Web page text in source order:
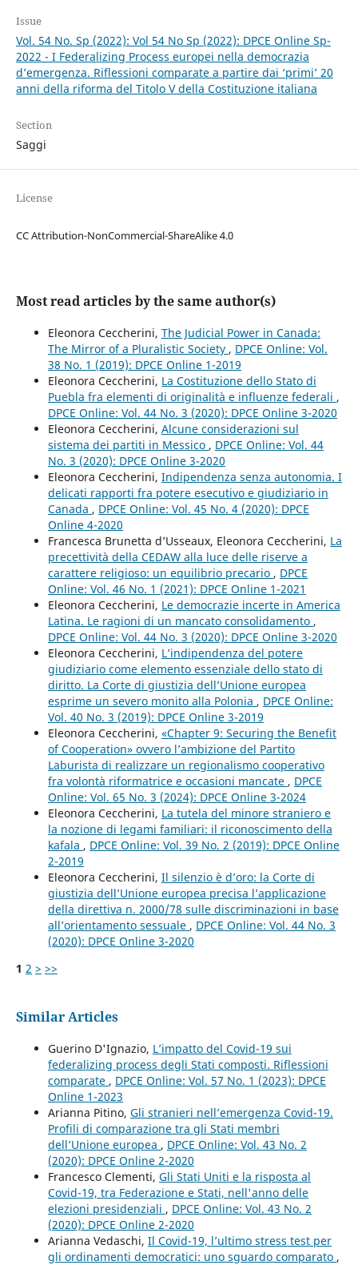
Issue
Vol. 54 No. Sp (2022): Vol 54 No Sp (2022): DPCE Online Sp-
2022 - I Federalizing Process europei nella democrazia
d’emergenza. Riflessioni comparate a partire dai ‘primi’ 20
anni della riforma del Titolo V della Costituzione italiana
Section
Saggi
License
CC Attribution-NonCommercial-ShareAlike 4.0
Most read articles by the same author(s)
Eleonora Ceccherini, The Judicial Power in Canada:
The Mirror of a Pluralistic Society , DPCE Online: Vol.
38 No. 1 (2019): DPCE Online 1-2019
Eleonora Ceccherini, La Costituzione dello Stato di
Puebla fra elementi di originalità e influenze federali ,
DPCE Online: Vol. 44 No. 3 (2020): DPCE Online 3-2020
Eleonora Ceccherini, Alcune considerazioni sul
sistema dei partiti in Messico , DPCE Online: Vol. 44
No. 3 (2020): DPCE Online 3-2020
Eleonora Ceccherini, Indipendenza senza autonomia. I
delicati rapporti fra potere esecutivo e giudiziario in
Canada , DPCE Online: Vol. 45 No. 4 (2020): DPCE
Online 4-2020
Francesca Brunetta d’Usseaux, Eleonora Ceccherini, La
precettività della CEDAW alla luce delle riserve a
carattere religioso: un equilibrio precario , DPCE
Online: Vol. 46 No. 1 (2021): DPCE Online 1-2021
Eleonora Ceccherini, Le democrazie incerte in America
Latina. Le ragioni di un mancato consolidamento ,
DPCE Online: Vol. 44 No. 3 (2020): DPCE Online 3-2020
Eleonora Ceccherini, L’indipendenza del potere
giudiziario come elemento essenziale dello stato di
diritto. La Corte di giustizia dell’Unione europea
esprime un severo monito alla Polonia , DPCE Online:
Vol. 40 No. 3 (2019): DPCE Online 3-2019
Eleonora Ceccherini, «Chapter 9: Securing the Benefit
of Cooperation» ovvero l’ambizione del Partito
Laburista di realizzare un regionalismo cooperativo
fra volontà riformatrice e occasioni mancate , DPCE
Online: Vol. 65 No. 3 (2024): DPCE Online 3-2024
Eleonora Ceccherini, La tutela del minore straniero e
la nozione di legami familiari: il riconoscimento della
kafala , DPCE Online: Vol. 39 No. 2 (2019): DPCE Online
2-2019
Eleonora Ceccherini, Il silenzio è d’oro: la Corte di
giustizia dell’Unione europea precisa l’applicazione
della direttiva n. 2000/78 sulle discriminazioni in base
all’orientamento sessuale , DPCE Online: Vol. 44 No. 3
(2020): DPCE Online 3-2020
1 2 > >>
Similar Articles
Guerino D'Ignazio, L’impatto del Covid-19 sui
federalizing process degli Stati composti. Riflessioni
comparate , DPCE Online: Vol. 57 No. 1 (2023): DPCE
Online 1-2023
Arianna Pitino, Gli stranieri nell’emergenza Covid-19.
Profili di comparazione tra gli Stati membri
dell’Unione europea , DPCE Online: Vol. 43 No. 2
(2020): DPCE Online 2-2020
Francesco Clementi, Gli Stati Uniti e la risposta al
Covid-19, tra Federazione e Stati, nell'anno delle
elezioni presidenziali , DPCE Online: Vol. 43 No. 2
(2020): DPCE Online 2-2020
Arianna Vedaschi, Il Covid-19, l’ultimo stress test per
gli ordinamenti democratici: uno sguardo comparato ,